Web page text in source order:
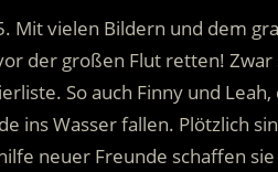
Mit vielen Bildern und dem
der großen Flut retten!
So auch Finny und
ins Wasser fallen. Plötzlich
neuer Freunde schaffen sie